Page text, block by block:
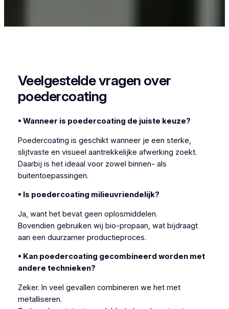
Veelgestelde vragen over
poedercoating
• Wanneer is poedercoating de juiste keuze?
Poedercoating is geschikt wanneer je een sterke,
slijtvaste en visueel aantrekkelijke afwerking zoekt.
Daarbij is het ideaal voor zowel binnen- als
buitentoepassingen.
• Is poedercoating milieuvriendelijk?
Ja, want het bevat geen oplosmiddelen.
Bovendien gebruiken wij bio-propaan, wat bijdraagt
aan een duurzamer productieproces.
• Kan poedercoating gecombineerd worden met
andere technieken?
Zeker. In veel gevallen combineren we het met
metalliseren.